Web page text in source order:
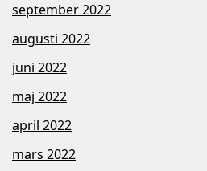
september 2022
augusti 2022
juni 2022
maj 2022
april 2022
mars 2022